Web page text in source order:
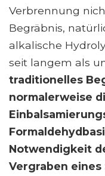
Verbrennung
Begräbnis,
alkalische
seit langem als
traditionelles
normalerweise
Notwendigkeit
Vergraben eines